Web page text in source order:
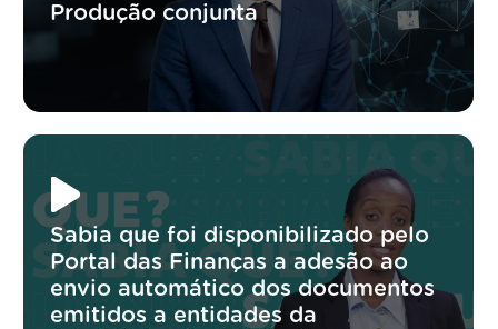
Produção conjunta
Sabia que foi disponibilizado pelo
Portal das Finanças a adesão ao
envio automático dos documentos
emitidos a entidades da